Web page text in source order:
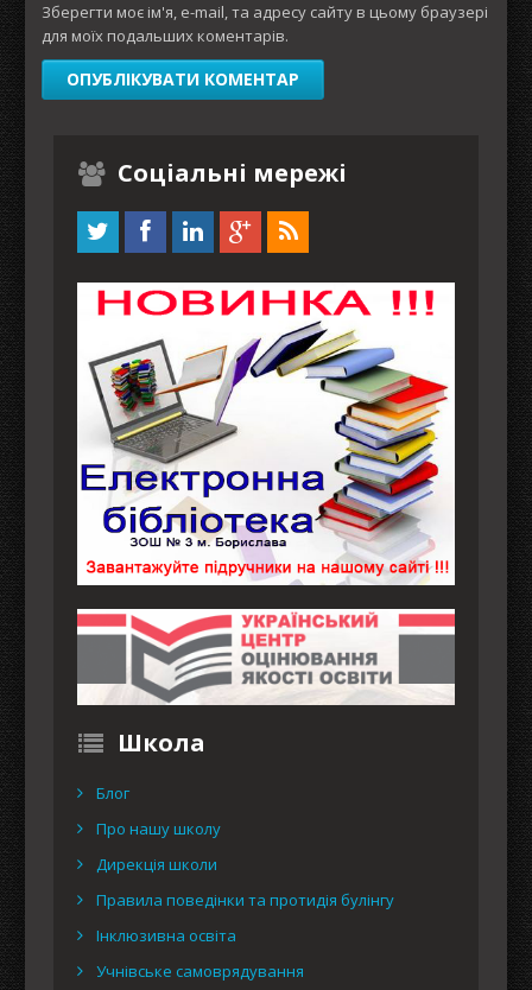
Зберегти моє ім'я, e-mail, та адресу сайту в цьому браузері
для моїх подальших коментарів.
Соціальні мережі
Школа
Блог
Про нашу школу
Дирекція школи
Правила поведінки та протидія булінгу
Інклюзивна освіта
Учнівське самоврядування